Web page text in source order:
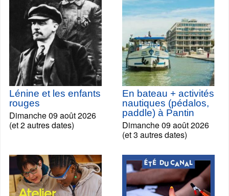
Lénine et les enfants
rouges
Dimanche 09 août 2026
(et 2 autres dates)
En bateau + activités
nautiques (pédalos,
paddle) à Pantin
Dimanche 09 août 2026
(et 3 autres dates)